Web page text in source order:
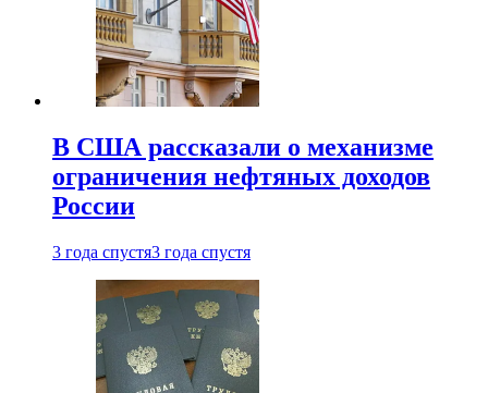
В США рассказали о механизме
ограничения нефтяных доходов
России
3 года спустя3 года спустя